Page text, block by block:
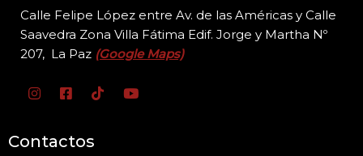
Calle Felipe López entre Av. de las Américas y Calle
Saavedra Zona Villa Fátima Edif. Jorge y Martha Nº
207, La Paz (Google Maps)
Contactos